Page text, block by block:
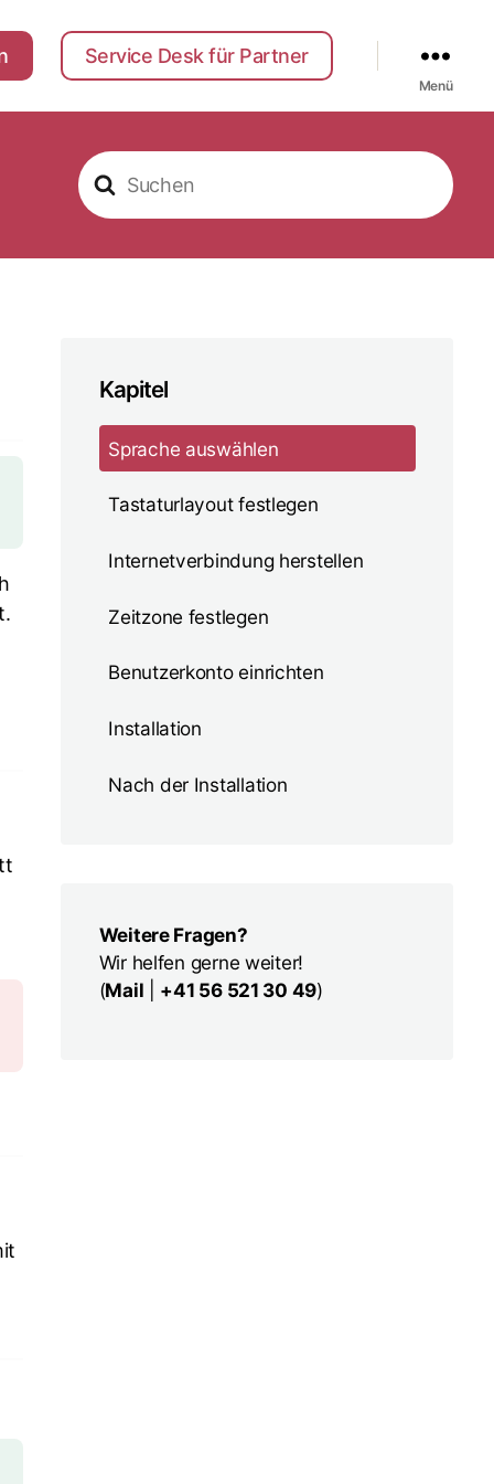
Service Desk für Partner
Menü
S
u
c
Kapitel
Sprache auswählen
Tastaturlayout festlegen
Internetverbindung herstellen
Zeitzone festlegen
Benutzerkonto einrichten
Installation
Nach der Installation
Weitere Fragen?
Wir helfen gerne weiter!
(Mail +41 56 521 30 49)